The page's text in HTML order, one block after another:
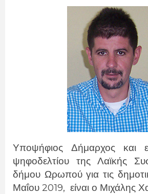
Υποψήφιος Δήμαρχος και
ψηφοδελτίου της Λαϊκής
δήμου Ωρωπού για τις
Μαΐου 2019, είναι ο Μιχάλης